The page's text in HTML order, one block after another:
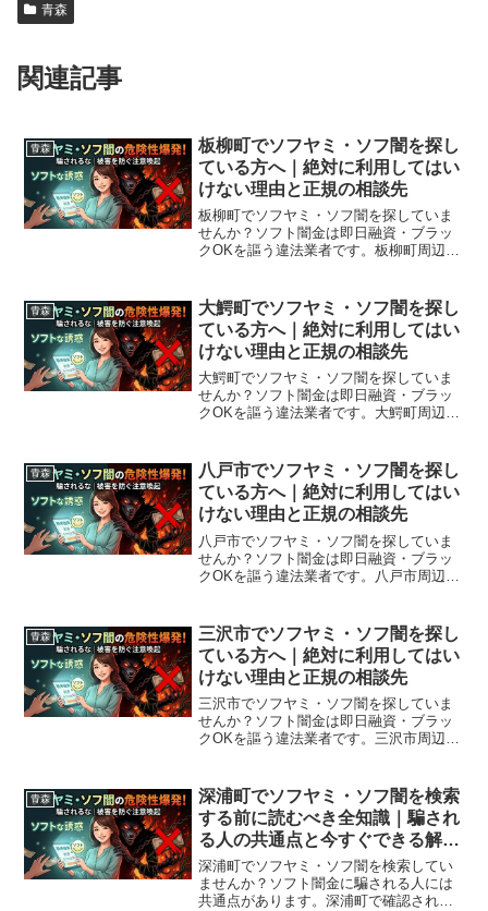
青森
関連記事
青森
板柳町でソフヤミ・ソフ闇を探し
ている方へ｜絶対に利用してはい
けない理由と正規の相談先
板柳町でソフヤミ・ソフ闇を探していま
せんか？ソフト闇金は即日融資・ブラッ
クOKを謳う違法業者です。板柳町周辺で
読みください。
青森
大鰐町でソフヤミ・ソフ闇を探し
ている方へ｜絶対に利用してはい
けない理由と正規の相談先
大鰐町でソフヤミ・ソフ闇を探していま
せんか？ソフト闇金は即日融資・ブラッ
クOKを謳う違法業者です。大鰐町周辺で
読みください。
青森
八戸市でソフヤミ・ソフ闇を探し
ている方へ｜絶対に利用してはい
けない理由と正規の相談先
八戸市でソフヤミ・ソフ闇を探していま
せんか？ソフト闇金は即日融資・ブラッ
クOKを謳う違法業者です。八戸市周辺で
読みください。
青森
三沢市でソフヤミ・ソフ闇を探し
ている方へ｜絶対に利用してはい
けない理由と正規の相談先
三沢市でソフヤミ・ソフ闇を探していま
せんか？ソフト闇金は即日融資・ブラッ
クOKを謳う違法業者です。三沢市周辺で
読みください。
青森
深浦町でソフヤミ・ソフ闇を検索
する前に読むべき全知識｜騙され
る人の共通点と今すぐできる解決
策
深浦町でソフヤミ・ソフ闇を検索してい
ませんか？ソフト闇金に騙される人には
共通点があります。深浦町で確認されて